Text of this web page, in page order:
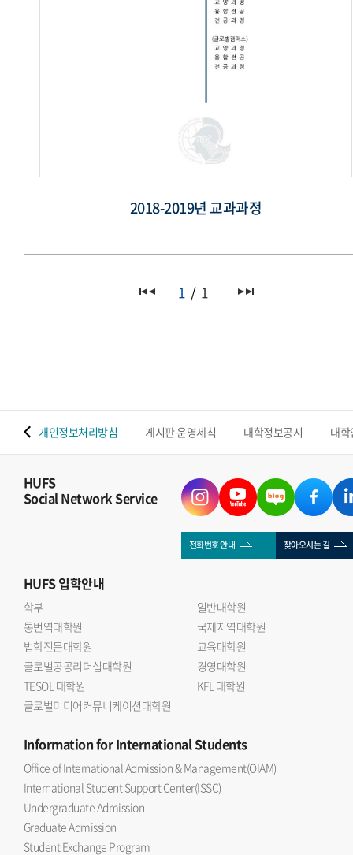
2018-2019년 교과과정
1 1
개인정보처리방침 게시판 운영세칙 대학정보공시 대
HUFS
Social Network Service
전화번호 안내 찾아오시는 길
HUFS입학안내
학부
일반대학원
통번역대학원
국제지역대학원
법학전문대학원
교육대학원
글로벌공공리더십대학원
경영대학원
TESOL 대학원
KFL 대학원
글로벌미디어커뮤니케이션대학원
Informationfor International Students
Office of International Admission & Management(OIAM)
International Student Support Center(ISSC)
Undergraduate Admission
Graduate Admission
Student Exchange Program